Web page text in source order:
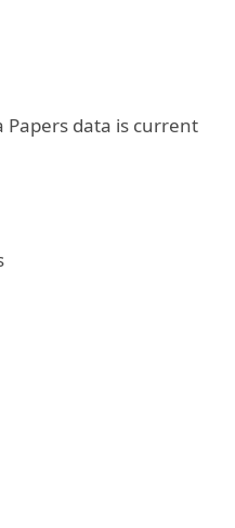
Papers data is current